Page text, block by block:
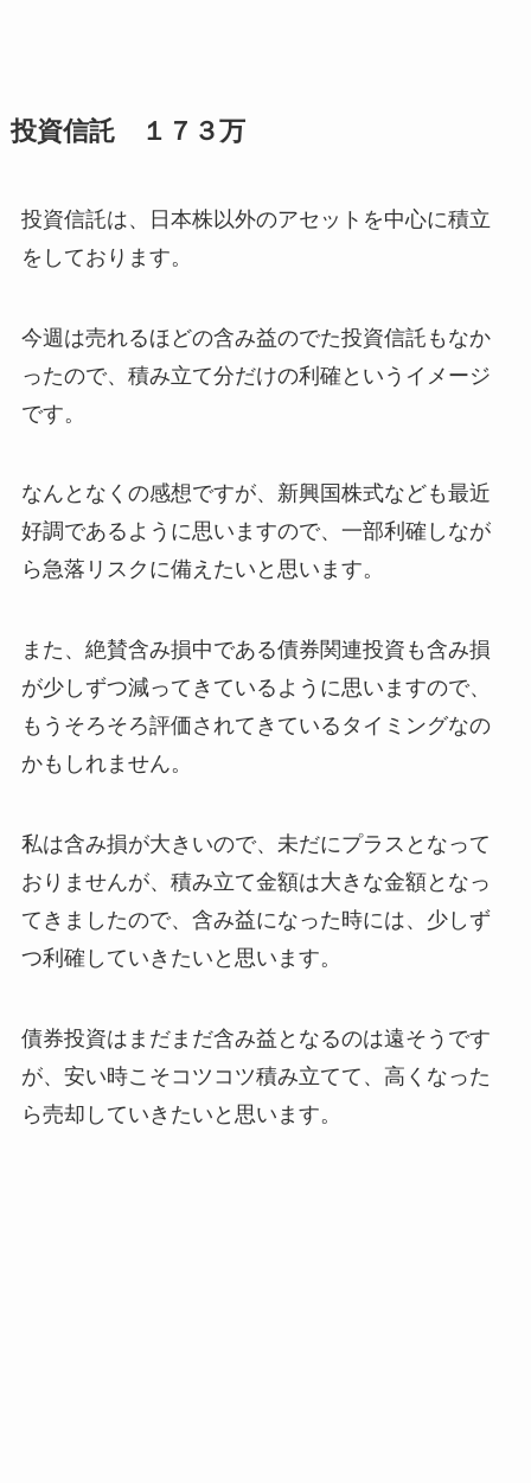
投資信託 １７３万
投資信託は、日本株以外のアセットを中心に積立
をしております。
今週は売れるほどの含み益のでた投資信託もなか
ったので、積み立て分だけの利確というイメージ
です。
なんとなくの感想ですが、新興国株式なども最近
好調であるように思いますので、一部利確しなが
ら急落リスクに備えたいと思います。
また、絶賛含み損中である債券関連投資も含み損
が少しずつ減ってきているように思いますので、
もうそろそろ評価されてきているタイミングなの
かもしれません。
私は含み損が大きいので、未だにプラスとなって
おりませんが、積み立て金額は大きな金額となっ
てきましたので、含み益になった時には、少しず
つ利確していきたいと思います。
債券投資はまだまだ含み益となるのは遠そうです
が、安い時こそコツコツ積み立てて、高くなった
ら売却していきたいと思います。